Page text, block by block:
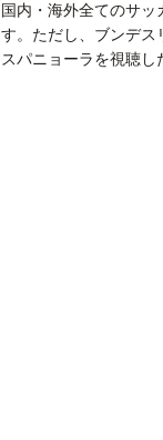
国内・海外全てのサ
す。ただし、ブンデス
スパニョーラを視聴し